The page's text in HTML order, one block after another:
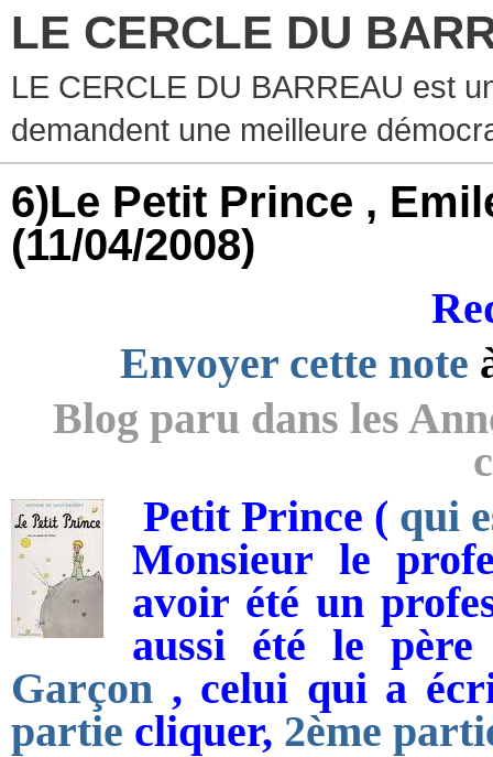
LE CERCLE DU
LE CERCLE DU BARREAU est
demandent une meilleure
6)Le Petit Prince ,
(11/04/2008)
Envoyer cette note
Blog paru dans les
Petit Prince ( qui
Monsieur le
avoir été un
aussi été le
Garçon , celui qui a
partie cliquer, 2ème